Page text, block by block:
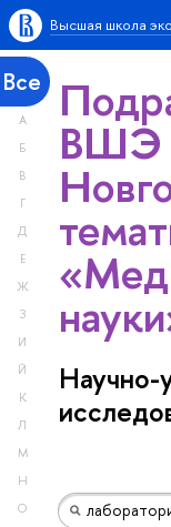
Высшая школа
Все
А
Б
В
Г
Д
Е
Ж
З
И
Й
К
Л
М
Н
О
ВШЭ
Научно-